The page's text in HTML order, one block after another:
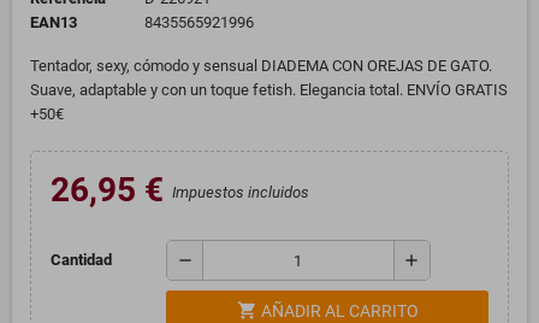
EAN13
8435565921996
Tentador, sexy, cómodo y sensual DIADEMA CON OREJAS DE GATO.
Suave, adaptable y con un toque fetish. Elegancia total. ENVÍO GRATIS
+50€
26,95 € Impuestos incluidos
Cantidad remove add
shopping_cart AÑADIR AL CARRITO